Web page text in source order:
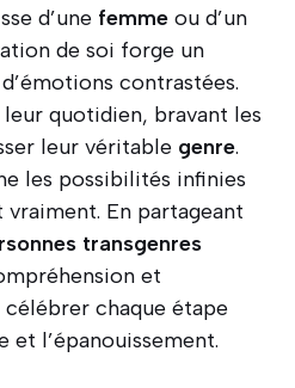
d’une femme ou d’un
de soi forge un
contrastées.
quotidien, bravant les
leur véritable genre.
les possibilités infinies
En partageant
transgenres
et
célébrer chaque étape
et l’épanouissement.